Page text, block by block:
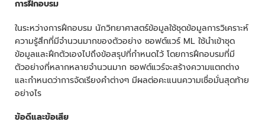
การฝึกอบรม
ในระหว่างการฝึกอบรม นักวิทยาศาสตร์ข้อมูลใช้ชุดข้อมูลการวิเคราะห์
ความรู้สึกที่มีจำนวนมากของตัวอย่าง ซอฟต์แวร์ ML ใช้นำเข้าชุด
ข้อมูลและฝึกตัวเองไปถึงข้อสรุปที่กำหนดไว้ โดยการฝึกอบรมที่มี
ตัวอย่างที่หลากหลายจำนวนมาก ซอฟต์แวร์จะสร้างความแตกต่าง
และกำหนดว่าการจัดเรียงคำต่างๆ มีผลต่อคะแนนความเชื่อมั่นสุดท้าย
อย่างไร
ข้อดีและข้อเสีย